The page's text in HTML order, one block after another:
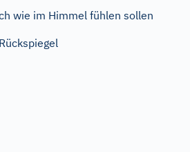
wie im Himmel fühlen sollen